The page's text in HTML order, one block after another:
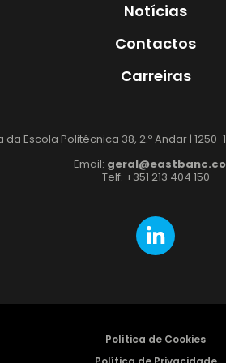
Notícias
Contactos
Carreiras
da Escola Politécnica 38, 2.º Andar |
Email:
Telf: +351 213 404 150
Política de Cookies